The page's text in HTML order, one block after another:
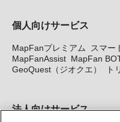
個人向けサービス
MapFanプレミアム
スマー
MapFanAssist MapFan
GeoQuest（ジオクエ）
ト
法人向けサービス